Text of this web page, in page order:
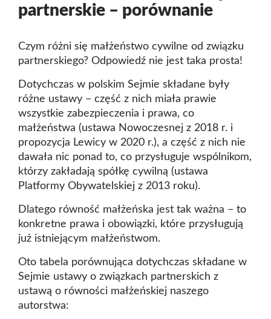
partnerskie – porównanie
Czym różni się małżeństwo cywilne od związku
partnerskiego? Odpowiedź nie jest taka prosta!
Dotychczas w polskim Sejmie składane były
różne ustawy – część z nich miała prawie
wszystkie zabezpieczenia i prawa, co
małżeństwa (ustawa Nowoczesnej z 2018 r. i
propozycja Lewicy w 2020 r.), a część z nich nie
dawała nic ponad to, co przysługuje wspólnikom,
którzy zakładają spółkę cywilną (ustawa
Platformy Obywatelskiej z 2013 roku).
Dlatego równość małżeńska jest tak ważna – to
konkretne prawa i obowiązki, które przysługują
już istniejącym małżeństwom.
Oto tabela porównująca dotychczas składane w
Sejmie ustawy o związkach partnerskich z
ustawą o równości małżeńskiej naszego
autorstwa: